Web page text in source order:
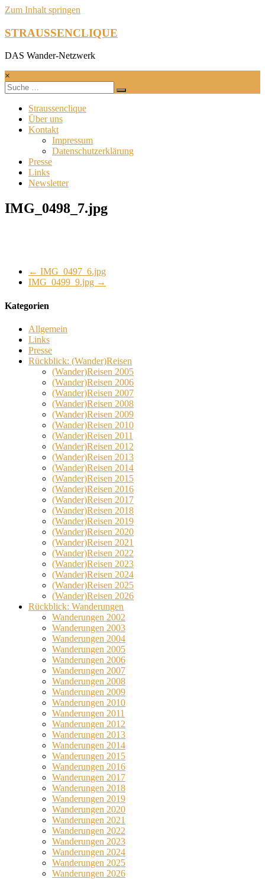
Zum Inhalt springen
STRAUSSENCLIQUE
DAS Wander-Netzwerk
×
Straussenclique
Über uns
Kontakt
Impressum
Datenschutzerklärung
Presse
Links
Newsletter
IMG_0498_7.jpg
← IMG_0497_6.jpg
IMG_0499_9.jpg →
Kategorien
Allgemein
Links
Presse
Rückblick: (Wander)Reisen
(Wander)Reisen 2005
(Wander)Reisen 2006
(Wander)Reisen 2007
(Wander)Reisen 2008
(Wander)Reisen 2009
(Wander)Reisen 2010
(Wander)Reisen 2011
(Wander)Reisen 2012
(Wander)Reisen 2013
(Wander)Reisen 2014
(Wander)Reisen 2015
(Wander)Reisen 2016
(Wander)Reisen 2017
(Wander)Reisen 2018
(Wander)Reisen 2019
(Wander)Reisen 2020
(Wander)Reisen 2021
(Wander)Reisen 2022
(Wander)Reisen 2023
(Wander)Reisen 2024
(Wander)Reisen 2025
(Wander)Reisen 2026
Rückblick: Wanderungen
Wanderungen 2002
Wanderungen 2003
Wanderungen 2004
Wanderungen 2005
Wanderungen 2006
Wanderungen 2007
Wanderungen 2008
Wanderungen 2009
Wanderungen 2010
Wanderungen 2011
Wanderungen 2012
Wanderungen 2013
Wanderungen 2014
Wanderungen 2015
Wanderungen 2016
Wanderungen 2017
Wanderungen 2018
Wanderungen 2019
Wanderungen 2020
Wanderungen 2021
Wanderungen 2022
Wanderungen 2023
Wanderungen 2024
Wanderungen 2025
Wanderungen 2026